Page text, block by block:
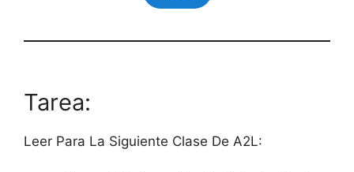
Tarea:
Leer Para La Siguiente Clase De A2L: